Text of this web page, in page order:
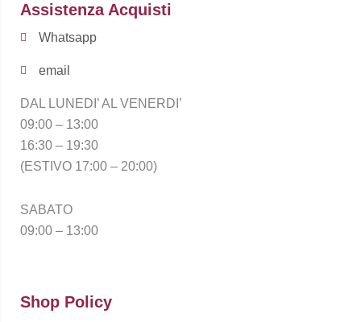
Assistenza Acquisti
Whatsapp
email
DAL LUNEDI’ AL VENERDI’
09:00 – 13:00
16:30 – 19:30
(ESTIVO 17:00 – 20:00)
SABATO
09:00 – 13:00
Shop Policy